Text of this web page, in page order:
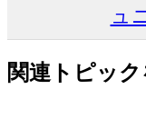
ュ
関連トピッ